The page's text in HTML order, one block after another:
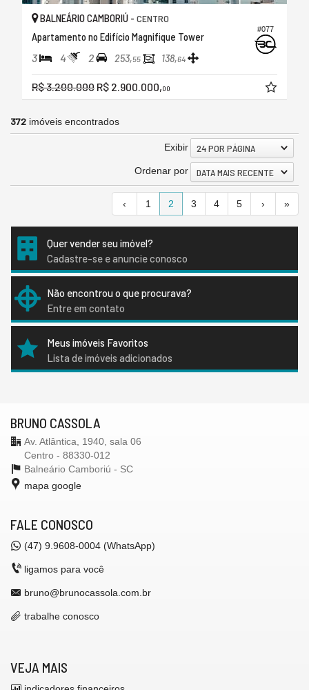
#077
BALNEÁRIO CAMBORIÚ - CENTRO
Apartamento no Edifício Magnifique Tower
3 4 2 253,55 138,64
R$ 3.200.000 R$ 2.900.000,00
372 imóveis encontrados
Exibir 24 POR PÁGINA
Ordenar por DATA MAIS RECENTE
‹ 1 2 3 4 5 › »
Quer vender seu imóvel?
Cadastre-se e anuncie conosco
Não encontrou o que procurava?
Entre em contato
Meus imóveis Favoritos
Lista de imóveis adicionados
BRUNO CASSOLA
Av. Atlântica, 1940, sala 06
Centro - 88330-012
Balneário Camboriú - SC
mapa google
FALE CONOSCO
(47) 9.9608-0004 (WhatsApp)
ligamos para você
bruno@brunocassola.com.br
trabalhe conosco
VEJA MAIS